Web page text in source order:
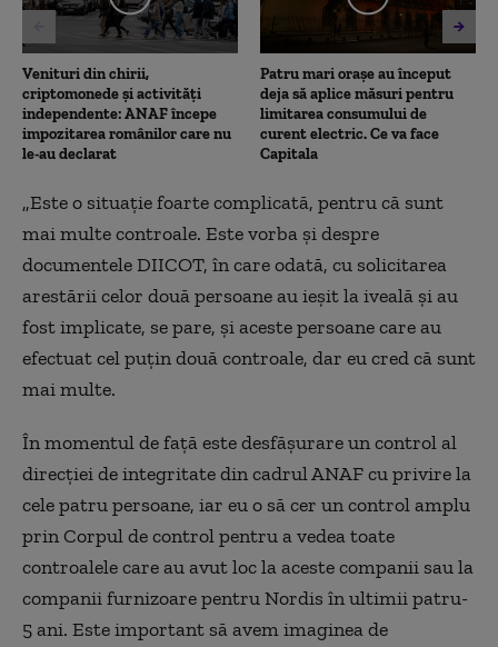
Venituri din chirii,
criptomonede și activități
independente: ANAF începe
impozitarea românilor care nu
le-au declarat
Patru mari orașe au început
deja să aplice măsuri pentru
limitarea consumului de
curent electric. Ce va face
Capitala
„Este o situație foarte complicată, pentru că sunt
mai multe controale. Este vorba și despre
documentele DIICOT, în care odată, cu solicitarea
arestării celor două persoane au ieșit la iveală și au
fost implicate, se pare, și aceste persoane care au
efectuat cel puțin două controale, dar eu cred că sunt
mai multe.
În momentul de față este desfășurare un control al
direcției de integritate din cadrul ANAF cu privire la
cele patru persoane, iar eu o să cer un control amplu
prin Corpul de control pentru a vedea toate
controalele care au avut loc la aceste companii sau la
companii furnizoare pentru Nordis în ultimii patru-
5 ani. Este important să avem imaginea de